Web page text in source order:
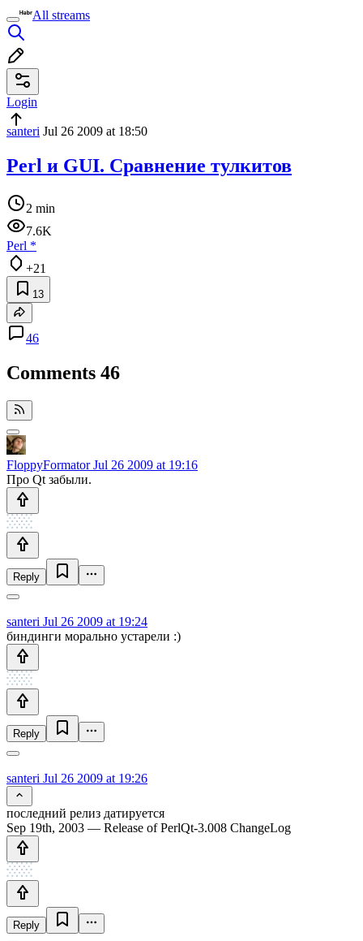
All streams
Login
santeri Jul 26 2009 at 18:50
Perl и GUI. Сравнение тулкитов
2 min
7.6K
Perl *
+21
13
46
Comments 46
FloppyFormatorJul 26 2009 at 19:16
Про Qt забыли.
Reply
santeri Jul 26 2009 at 19:24
биндинги морально устарели :)
Reply
santeri Jul 26 2009 at 19:26
последний релиз датируется
Sep 19th, 2003 — Release of PerlQt-3.008 ChangeLog
Reply